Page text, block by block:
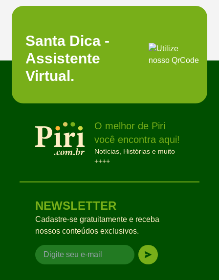
Santa Dica -
Assistente
Virtual.
O melhor de Piri
você encontra aqui!
Notícias, Histórias e muito
++++
NEWSLETTER
Cadastre-se gratuitamente e receba
nossos conteúdos exclusivos.